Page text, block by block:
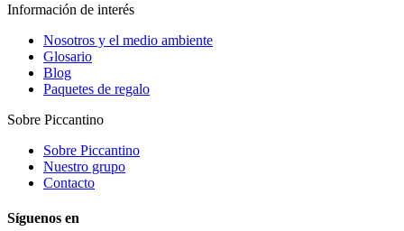
Información de interés
Nosotros y el medio ambiente
Glosario
Blog
Paquetes de regalo
Sobre Piccantino
Sobre Piccantino
Nuestro grupo
Contacto
Síguenos en